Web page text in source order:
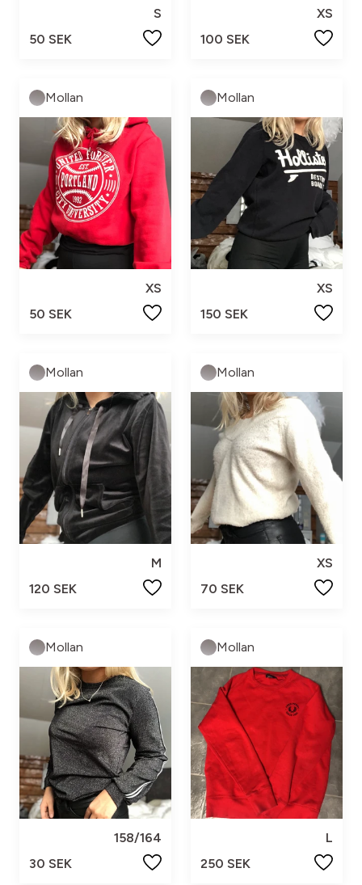
S
50 SEK
XS
100 SEK
Mollan
XS
50 SEK
Mollan
XS
150 SEK
Mollan
M
120 SEK
Mollan
XS
70 SEK
Mollan
158/164
30 SEK
Mollan
L
250 SEK